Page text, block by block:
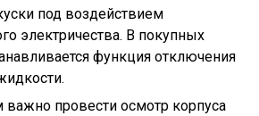
под воздействием
электричества. В покупных
функция отключения
важно провести осмотр корпуса